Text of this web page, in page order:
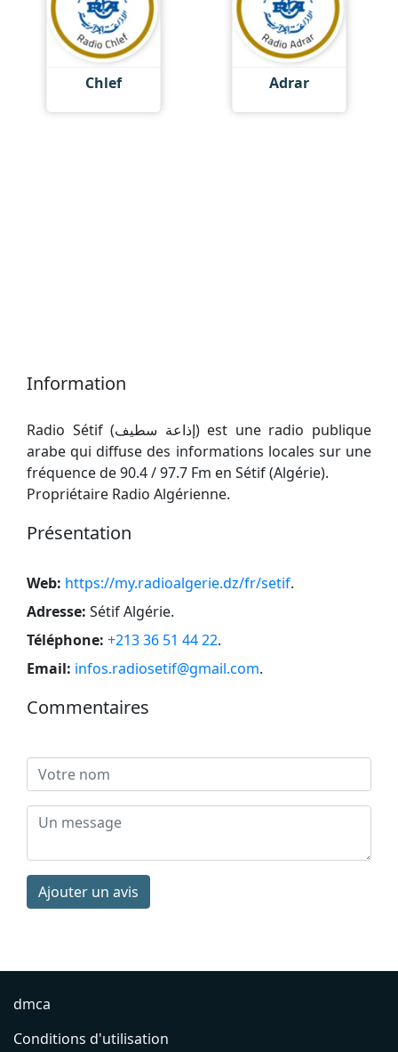
Chlef Adrar
Information
Radio Sétif (إذاعة سطيف) est une radio publique
arabe qui diffuse des informations locales sur une
fréquence de 90.4 / 97.7 Fm en Sétif (Algérie).
Propriétaire Radio Algérienne.
Présentation
Web: https://my.radioalgerie.dz/fr/setif.
Adresse: Sétif Algérie.
Téléphone: +213 36 51 44 22.
Email: infos.radiosetif@gmail.com.
Commentaires
Ajouter un avis
dmca
Conditions d'utilisation